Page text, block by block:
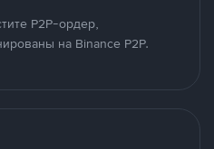
P2P-ордер,
на Binance P2P.